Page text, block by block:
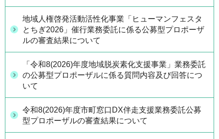
地域人権啓発活動活性化事業「ヒューマンフェスタ
とちぎ2026」催行業務委託に係る公募型プロポーザ
ルの審査結果について
「令和8(2026)年度地域脱炭素化支援事業」業務委託
の公募型プロポーザルに係る質問内容及び回答につ
いて
令和8(2026)年度市町窓口DX伴走支援業務委託公募
型プロポーザルの審査結果について